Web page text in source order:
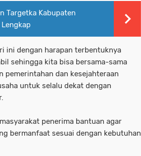
Targetka Kabupaten
ini dengan harapan terbentuknya
sehingga kita bisa bersama-sama
pemerintahan dan kesejahteraan
untuk selalu dekat dengan
penerima bantuan agar
bermanfaat sesuai dengan kebutuhan